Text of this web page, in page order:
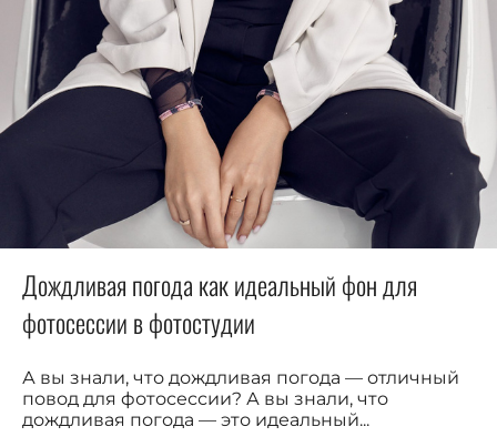
Дождливая погода как идеальный фон для
фотосессии в фотостудии
А вы знали, что дождливая погода — отличный
повод для фотосессии? А вы знали, что
дождливая погода — это идеальный...